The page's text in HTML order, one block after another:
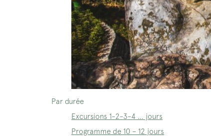
Par durée
Excursions 1-2-3-4 … jours
Programme de 10 – 12 jours